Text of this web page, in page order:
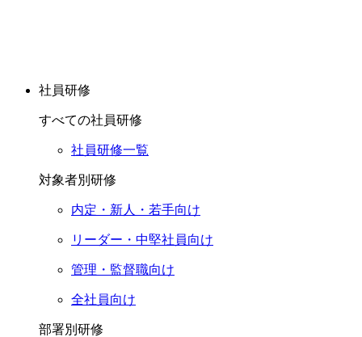
社員研修
すべての社員研修
社員研修一覧
対象者別研修
内定・新人・若手向け
リーダー・中堅社員向け
管理・監督職向け
全社員向け
部署別研修